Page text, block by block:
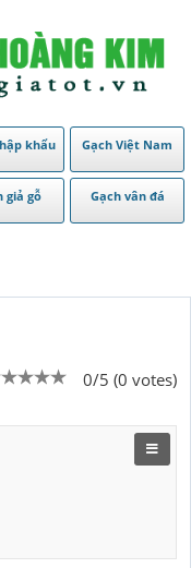
khẩu Gạch Việt Nam
giả gỗ Gạch vân đá
0/5 (0 votes)